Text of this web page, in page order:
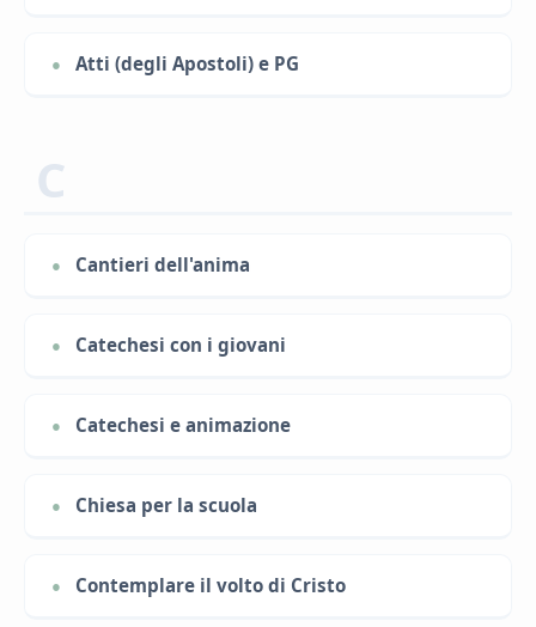
Atti (degli Apostoli) e PG
C
Cantieri dell'anima
Catechesi con i giovani
Catechesi e animazione
Chiesa per la scuola
Contemplare il volto di Cristo